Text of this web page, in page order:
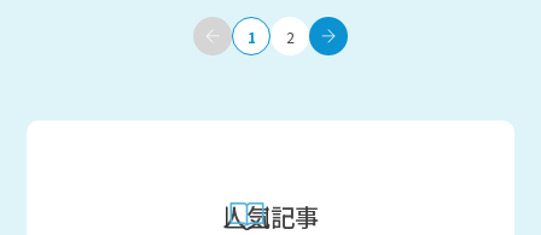
1 2
人気記事